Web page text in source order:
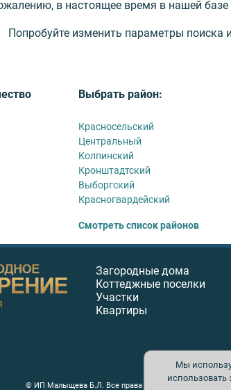
в настоящее время в нашей
Попробуйте изменить параметры поиска
Выбрать район:
Красносельский
Центральный
Колпинский
Кронштадтский
Выборгский
Красногвардейский
Смотреть список районов
Загородные дома
Коттеджные поселки
Участки
Квартиры
© ИП Малыщева Б.Л. Все права защищены. Перепечатка
Мы
использовать